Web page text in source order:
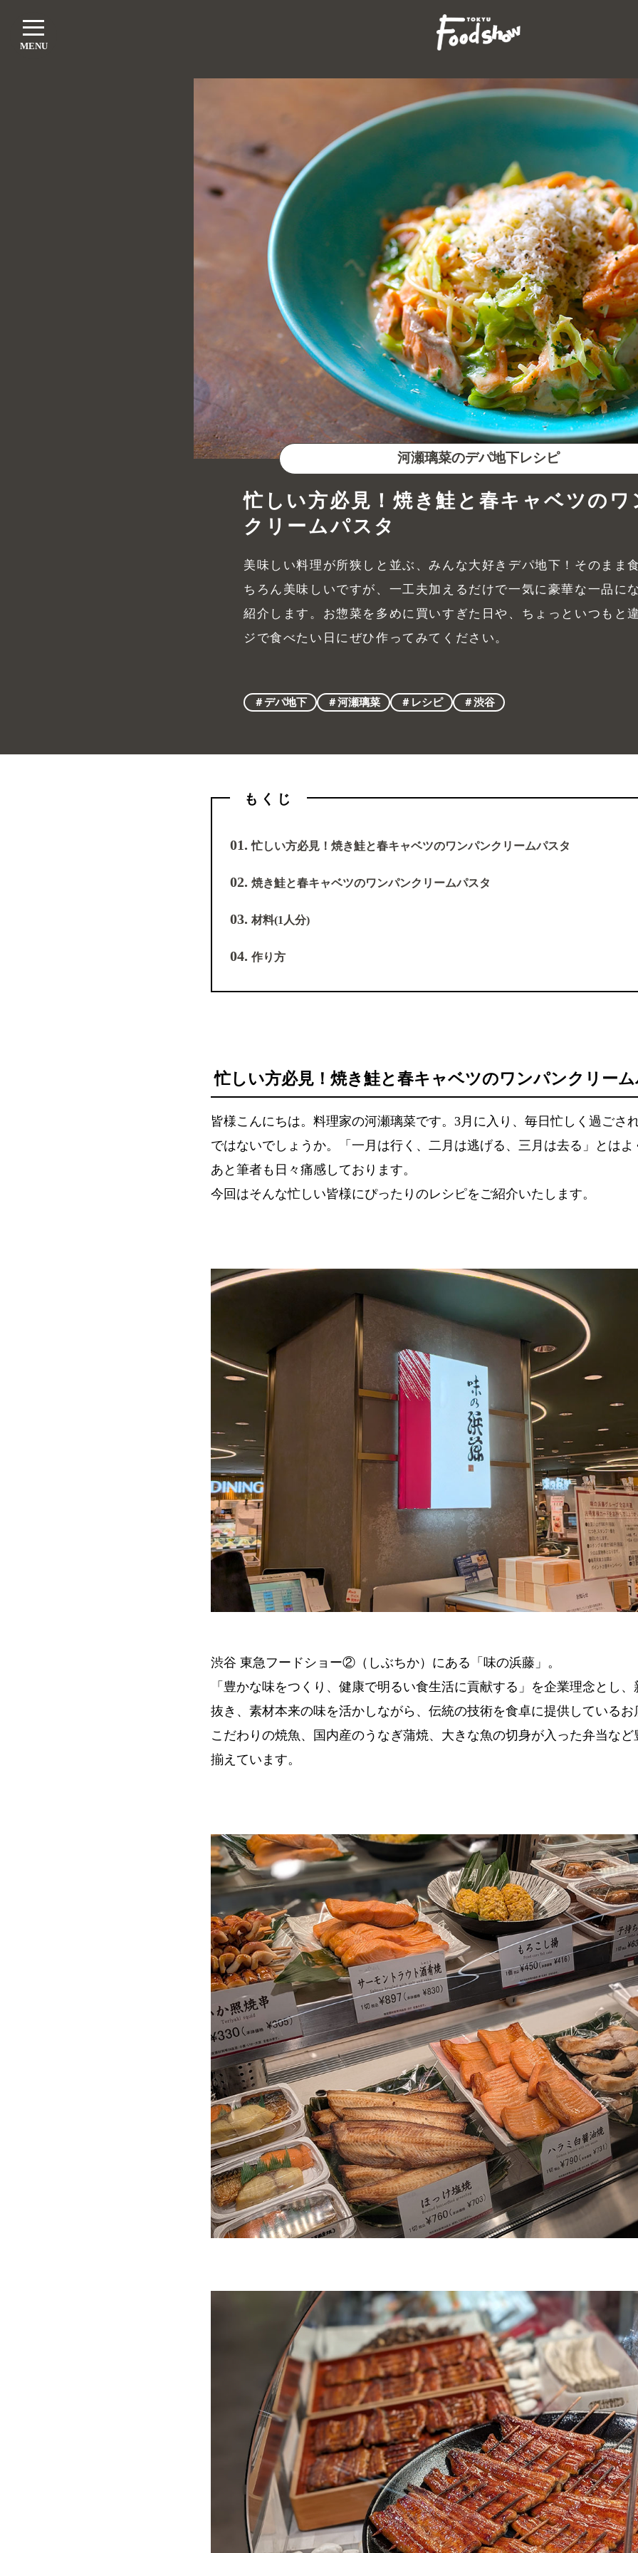
河瀬璃菜のデパ地下レシピ
忙しい方必見！焼き鮭と春キャベツのワ
クリームパスタ
美味しい料理が所狭しと並ぶ、みんな大好きデパ地下！そのまま
ちろん美味しいですが、一工夫加えるだけで一気に豪華な一品に
紹介します。お惣菜を多めに買いすぎた日や、ちょっといつもと
ジで食べたい日にぜひ作ってみてください。
＃デパ地下 ＃河瀬璃菜 ＃レシピ ＃渋谷
もくじ
01.忙しい方必見！焼き鮭と春キャベツのワンパンクリームパスタ
02. 焼き鮭と春キャベツのワンパンクリームパスタ
03. 材料(1人分)
04. 作り方
忙しい方必見！焼き鮭と春キャベツのワンパンクリーム
皆様こんにちは。料理家の河瀬璃菜です。3月に入り、毎日忙しく過ごさ
ではないでしょうか。「一月は行く、二月は逃げる、三月は去る」とはよ
あと筆者も日々痛感しております。
今回はそんな忙しい皆様にぴったりのレシピをご紹介いたします。
渋谷 東急フードショー②（しぶちか）にある「味の浜藤」。
「豊かな味をつくり、健康で明るい食生活に貢献する」を企業理念とし
抜き、素材本来の味を活かしながら、伝統の技術を食卓に提供しているお
こだわりの焼魚、国内産のうなぎ蒲焼、大きな魚の切身が入った弁当など
揃えています。